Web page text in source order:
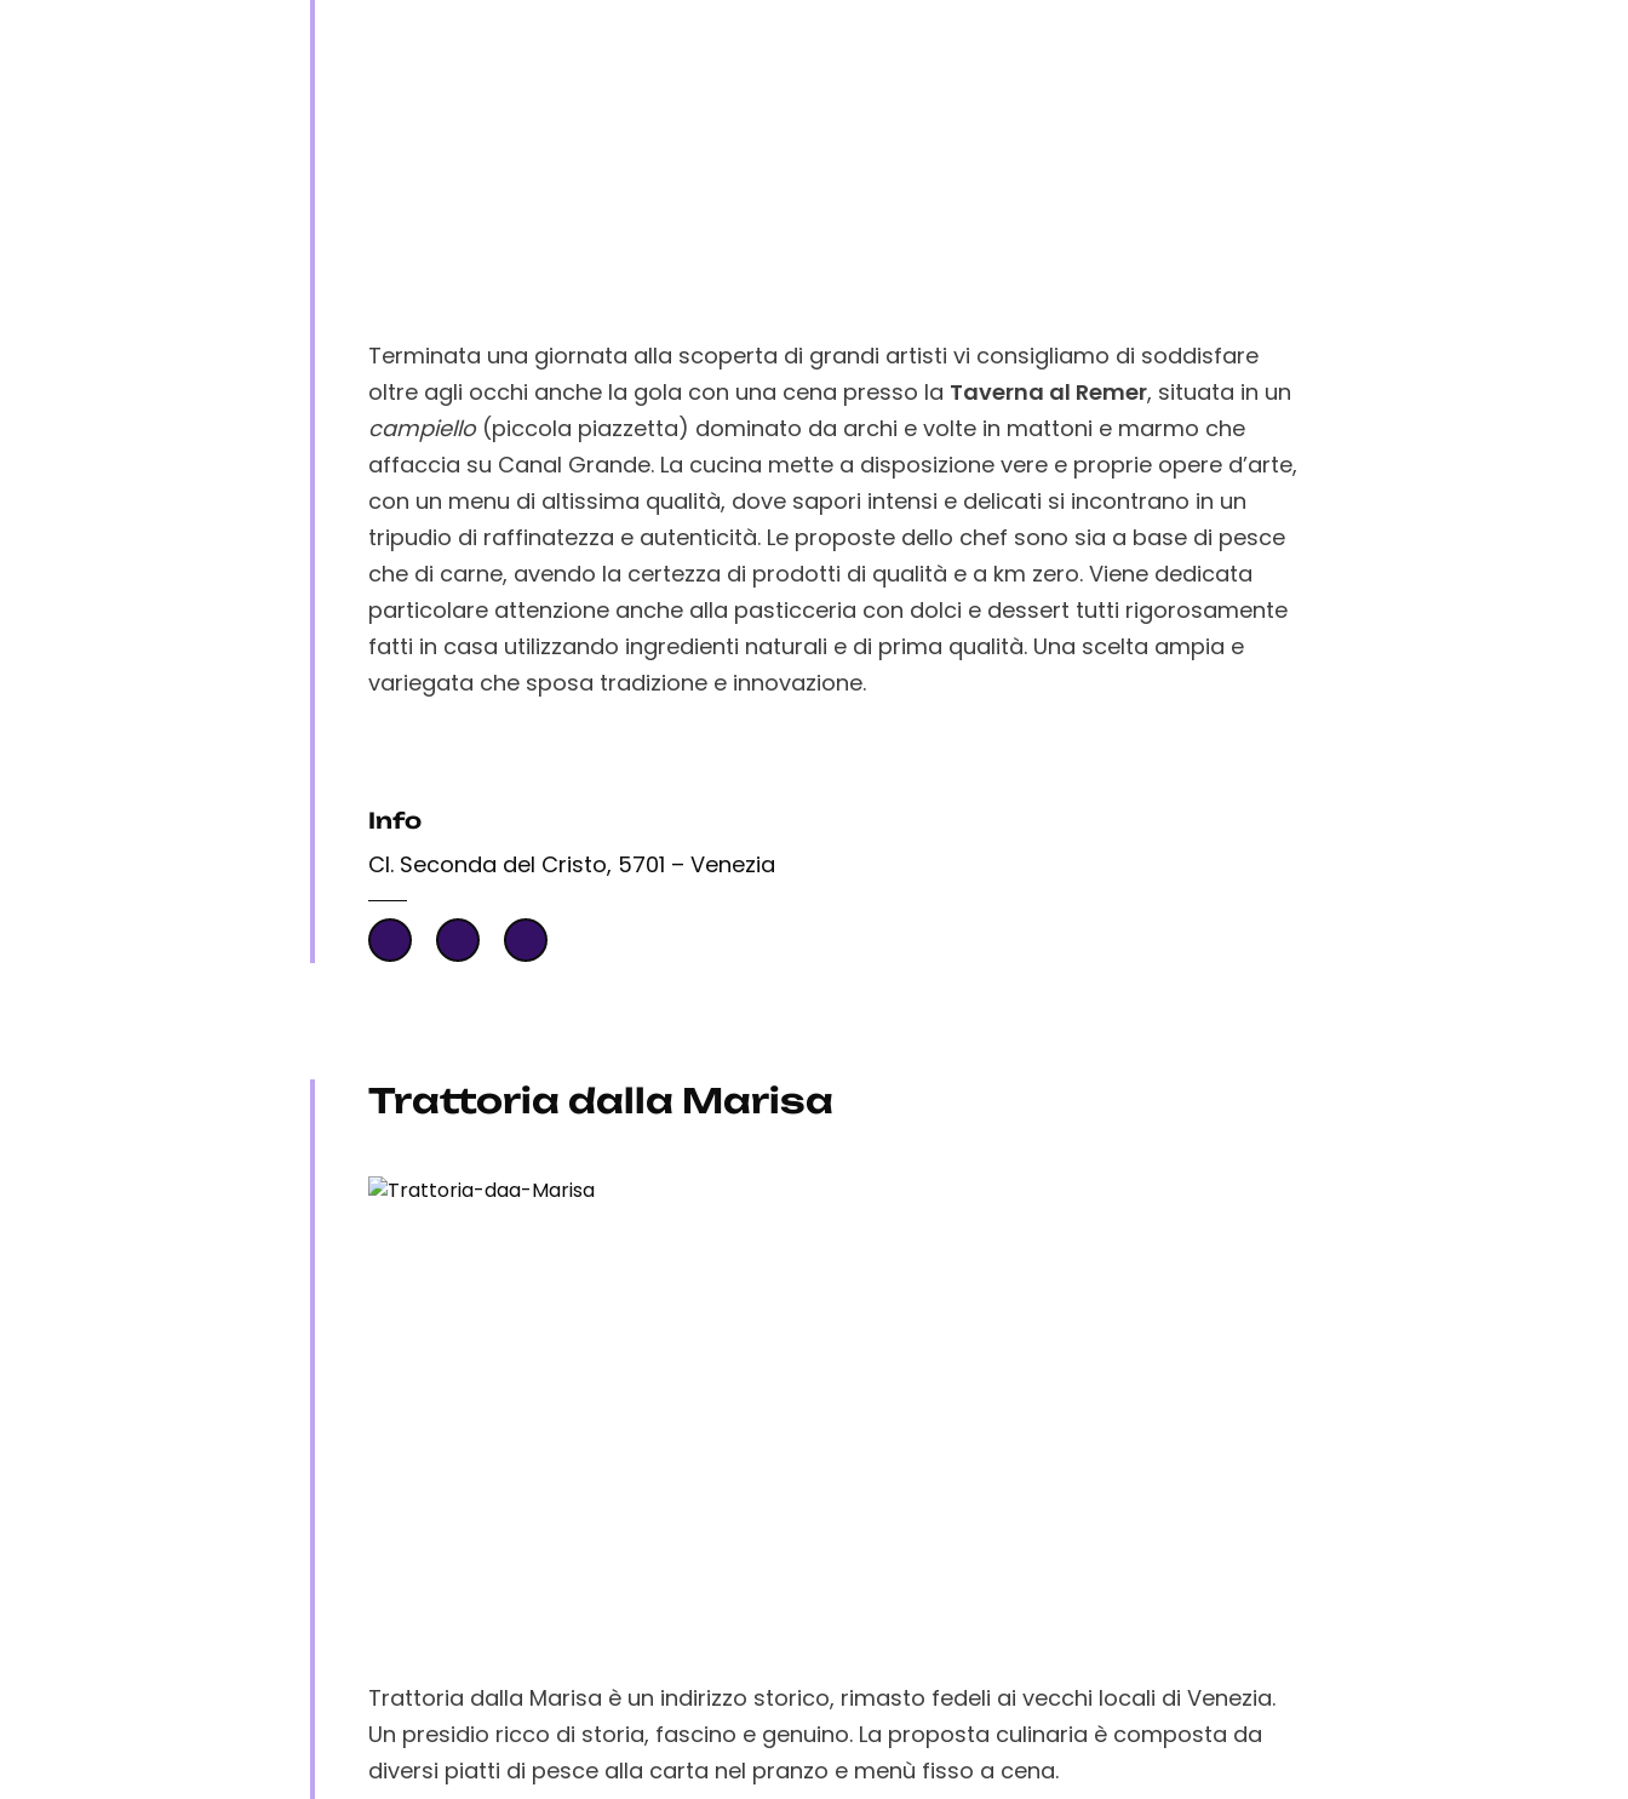
Terminata una giornata alla scoperta di grandi artisti vi consigliamo di soddisfare
oltre agli occhi anche la gola con una cena presso la Taverna al Remer, situata in un
campiello(piccola piazzetta) dominato da archi e volte in mattoni e marmo che
affaccia su Canal Grande. La cucina mette a disposizione vere e proprie opere d’arte,
con un menu di altissima qualità, dove sapori intensi e delicati si incontrano in un
tripudio di raffinatezza e autenticità. Le proposte dello chef sono sia a base di pesce
che di carne, avendo la certezza di prodotti di qualità e a km zero. Viene dedicata
particolare attenzione anche alla pasticceria con dolci e dessert tutti rigorosamente
fatti in casa utilizzando ingredienti naturali e di prima qualità. Una scelta ampia e
variegata che sposa tradizione e innovazione.
Info
Cl. Seconda del Cristo, 5701 – Venezia
Trattoria dalla Marisa
Trattoria dalla Marisa è un indirizzo storico, rimasto fedeli ai vecchi locali di Venezia.
Un presidio ricco di storia, fascino e genuino. La proposta culinaria è composta da
diversi piatti di pesce alla carta nel pranzo e menù fisso a cena.